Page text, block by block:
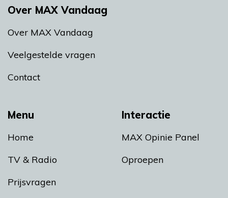
Menu
Home
TV & Radio
Prijsvragen
Interactie
MAX Opinie Panel
Oproepen
Over MAX Vandaag
Over MAX Vandaag
Veelgestelde vragen
Contact